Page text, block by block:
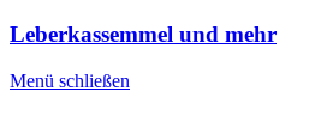
Leberkassemmel und mehr
Menü schließen